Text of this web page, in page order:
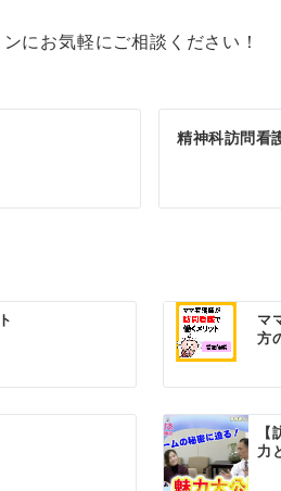
にお気軽にご相談ください！
精神科訪問看
マ
方
力